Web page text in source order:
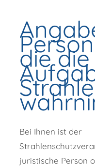
die die
Bei Ihnen ist der
juristische Person